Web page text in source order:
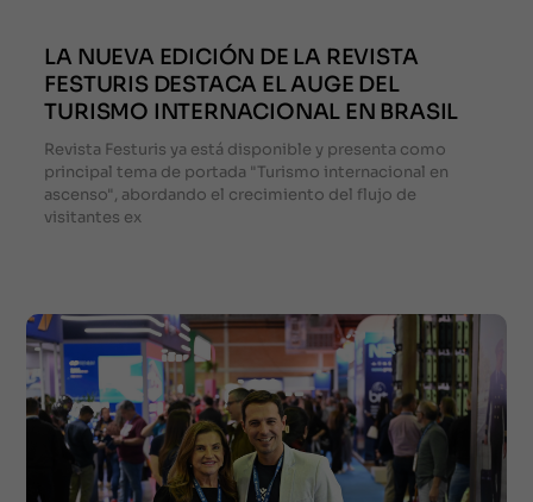
LA NUEVA EDICIÓN DE LA REVISTA
FESTURIS DESTACA EL AUGE DEL
TURISMO INTERNACIONAL EN BRASIL
Revista Festuris ya está disponible y presenta como
principal tema de portada "Turismo internacional en
ascenso", abordando el crecimiento del flujo de
visitantes ex